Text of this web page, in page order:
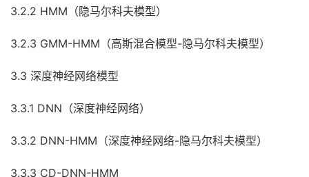
3.2.2 HMM（隐马尔科夫模型）
3.2.3 GMM-HMM（高斯混合模型-隐马尔科夫模型）
3.3 深度神经网络模型
3.3.1 DNN（深度神经网络）
3.3.2 DNN-HMM（深度神经网络-隐马尔科夫模型）
3.3.3 CD-DNN-HMM